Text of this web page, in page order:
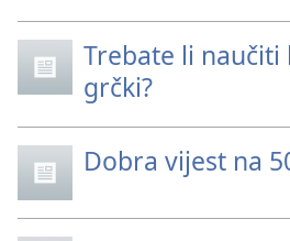
Trebate li naučiti
grčki?
Dobra vijest na